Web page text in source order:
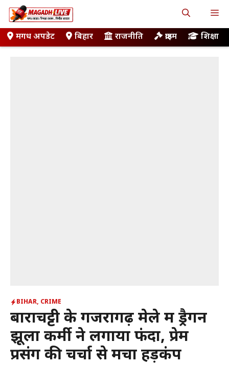
Skip
to
contentमगध अपडेट बिहार राजनीति क्राइम शिक्षा
BIHAR, CRIME
बाराचट्टी के गजरागढ़ मेले में ड्रैगन
झूला कर्मी ने लगाया फंदा, प्रेम
प्रसंग की चर्चा से मचा हड़कंप